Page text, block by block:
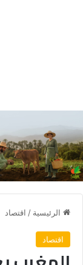
الرئيسية / اقتصاد
اقتصاد